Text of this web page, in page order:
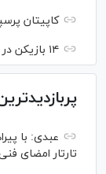
کاپیتان
۱۴ بازیکن در اردوی نهایی تیم ملی والیبال زیر ۱۷ سال ایران
عبدی: با
تارتار امضای